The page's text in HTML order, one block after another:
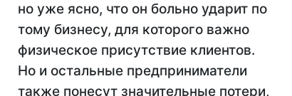
но уже ясно, что он больно ударит по
тому бизнесу, для которого важно
физическое присутствие клиентов.
Но и остальные предприниматели
также понесут значительные потери,